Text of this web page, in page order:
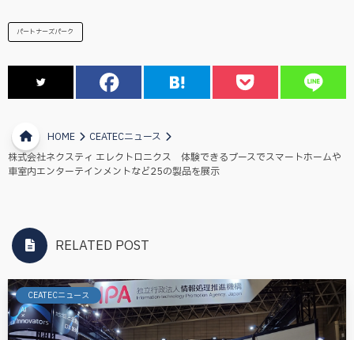
パートナーズパーク
HOME
CEATECニュース
株式会社ネクスティ エレクトロニクス 体験できるブースでスマートホームや
車室内エンターテインメントなど25の製品を展示
RELATED POST
CEATECニュース